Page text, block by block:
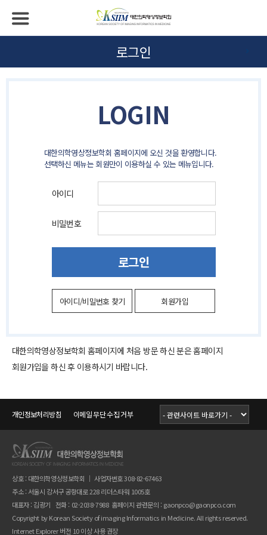
로그인
LOGIN
대한의학영상정보학회 홈페이지에 오신 것을 환영합니다.
선택하신 메뉴는 회원만이 이용하실 수 있는 메뉴입니다.
아이디
비밀번호
로그인
아이디/비밀번호 찾기 회원가입
대한의학영상정보학회 홈페이지에 처음 방문 하신 분은 홈페이지
회원가입을 하신 후 이용하시기 바랍니다.
개인정보처리방침 이메일 무단 수집 거부
상호 : 대한의학영상정보학회 ｜ 사업자번호 308-82-67463
주소 : 서울시 강서구 공항대로 228 리더스타워 1005호
대표자 : 김광기 전화 : 02-2038-7988 홈페이지 관련문의 : gaonpco@gaonpco.com
Copyright by Korean Society of imaging Informatics in Medicine. All rights reserved.
Internet Explorer 버전 10 이상 사용 권장